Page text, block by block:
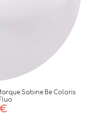
Sabine Be Coloris